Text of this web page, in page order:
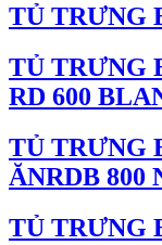
TỦ TRƯNG
TỦ TRƯNG
RD 600
TỦ TRƯNG
ĂNRDB 800
TỦ TRƯNG